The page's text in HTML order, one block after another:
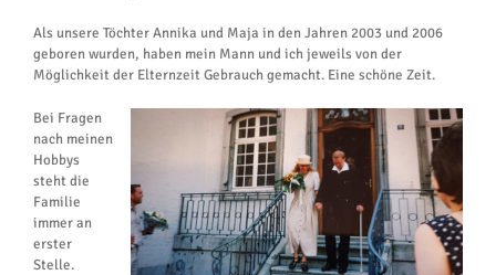
Als unsere Töchter Annika und Maja in den Jahren 2003 und 2006
geboren wurden, haben mein Mann und ich jeweils von der
Möglichkeit der Elternzeit Gebrauch gemacht. Eine schöne Zeit.
Bei Fragen
nach meinen
Hobbys
steht die
Familie
immer an
erster
Stelle.